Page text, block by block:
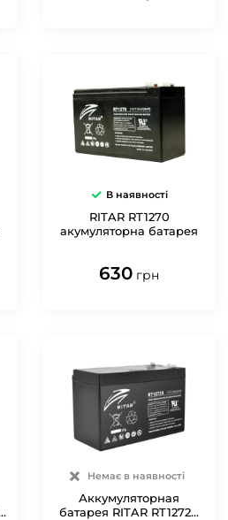
В наявності
RITAR RT1270
акумуляторна батарея
630 грн
Немає в наявності
Аккумуляторная
батарея RITAR RT1272B